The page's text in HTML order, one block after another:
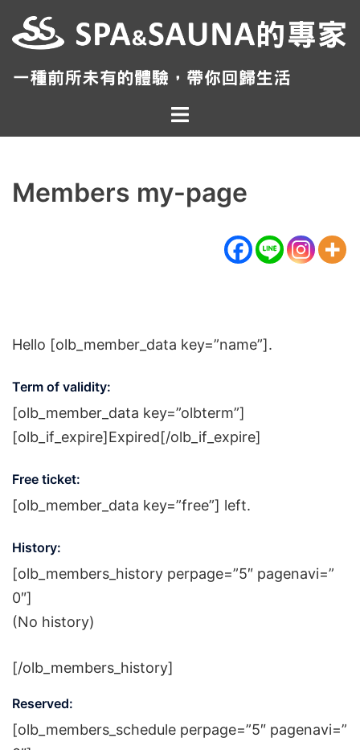
至
Toggle
menu
Members my-page
Hello [olb_member_data key=”name”].
Term of validity:
[olb_member_data key=”olbterm”]
[olb_if_expire]Expired[/olb_if_expire]
Free ticket:
[olb_member_data key=”free”] left.
History:
[olb_members_history perpage=”5″ pagenavi=”
0″]
(No history)
[/olb_members_history]
Reserved:
[olb_members_schedule perpage=”5″ pagenavi=”